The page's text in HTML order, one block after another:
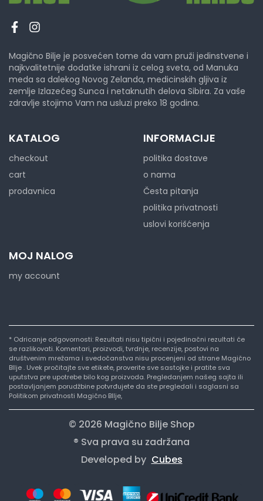
Magično Bilje je posvećen tome da vam pruži jedinstvene i
najkvalitetnije dodatke ishrani iz celog sveta, od Manuka
meda sa dalekog Novog Zelanda, medicinskih gljiva iz
zemlje Izlazećeg Sunca i netaknutih delova Sibira. Za vaše
zdravlje stojimo Vam na usluzi preko 18 godina.
KATALOG
checkout
cart
prodavnica
INFORMACIJE
politika dostave
o nama
Česta pitanja
politika privatnosti
uslovi korišćenja
MOJ NALOG
my account
* Odricanje odgovornosti: Rezultati nisu tipični i pojedinačni rezultati će
se razlikovati. Komentari, proizvodi, tvrdnje, recenzije, postovi na
društvenim mrežama i svedočanstva nisu procenjeni od strane Magično
BIlje . Uvek pročitajte sve etikete, proverite sve sastojke i pratite sva
uputstva pre upotrebe bilo kog proizvoda. Pregledanjem našeg sajta ili
postavljanjem porudžbine potvrđujete da ste pregledali i saglasni sa
Politikom privatnosti Magično BIlje,
© 2026 Magično Bilje Shop
® Sva prava su zadržana
Developed by Cubes